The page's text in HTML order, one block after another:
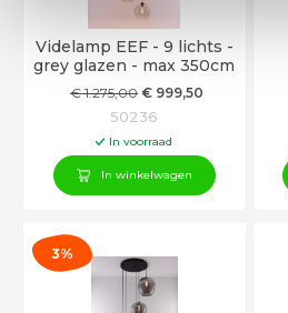
Videlamp EEF - 9 lichts -
grey glazen - max 350cm
€1.275,00 € 999,50
50236
In voorraad
In winkelwagen
3%